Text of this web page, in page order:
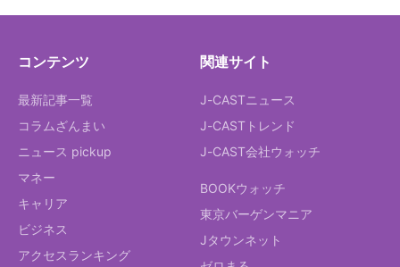
コンテンツ
最新記事一覧
コラムざんまい
ニュース pickup
マネー
キャリア
ビジネス
アクセスランキング
関連サイト
J-CASTニュース
J-CASTトレンド
J-CAST会社ウォッチ
BOOKウォッチ
東京バーゲンマニア
Jタウンネット